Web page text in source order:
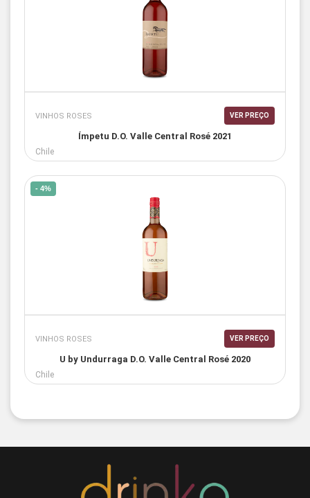
VINHOS ROSES VER PREÇO
Ímpetu D.O. Valle Central Rosé 2021
Chile
- 4%
VINHOS ROSES VER PREÇO
U by Undurraga D.O. Valle Central Rosé 2020
Chile